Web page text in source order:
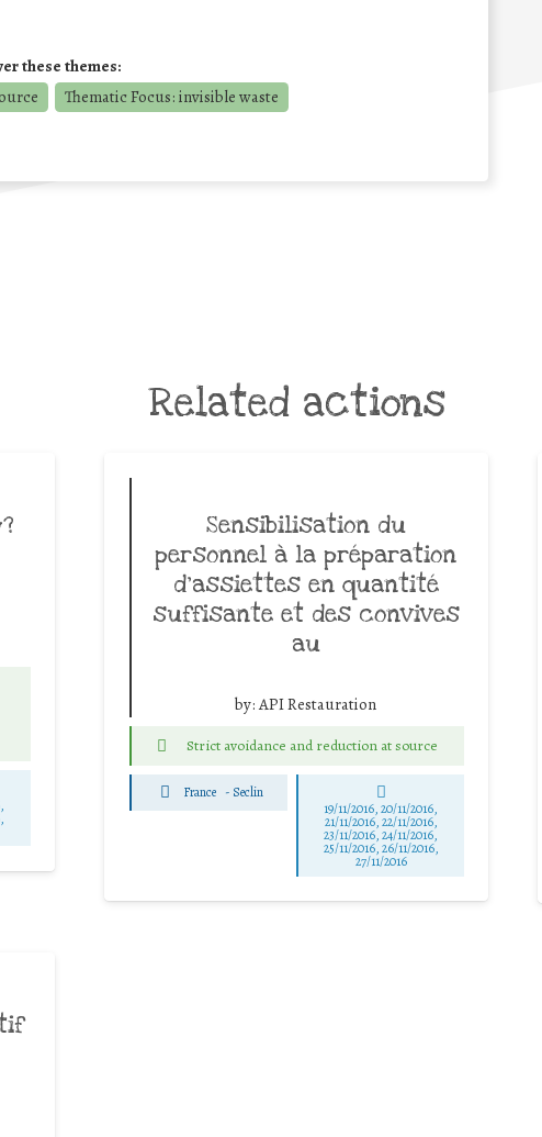
these themes:
Thematic Focus: invisible waste
Related actions
Sensibilisation du
personnel à la préparation
d’assiettes en quantité
suffisante et des convives
au
by:API Restauration
Strict avoidance and reduction at source
France - Seclin
19/11/2016, 20/11/2016,
21/11/2016, 22/11/2016,
23/11/2016, 24/11/2016,
25/11/2016, 26/11/2016,
27/11/2016